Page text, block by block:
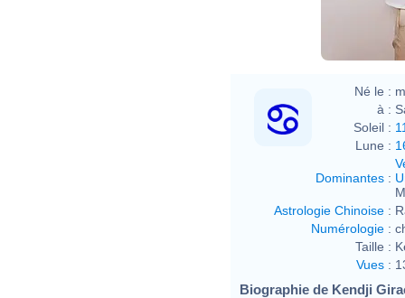
Né le :
à :
Soleil :
Lune :
Dominantes :
Astrologie Chinoise :
Numérologie :
Taille :
Vues :
Biographie de Kendji